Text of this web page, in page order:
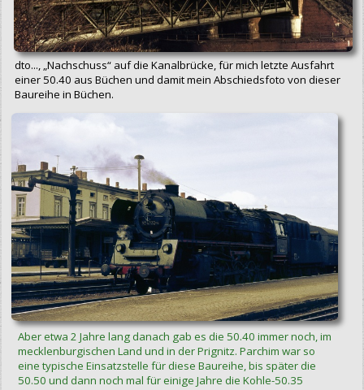
dto..., „Nachschuss“ auf die Kanalbrücke, für mich letzte Ausfahrt
einer 50.40 aus Büchen und damit mein Abschiedsfoto von dieser
Baureihe in Büchen.
Aber etwa 2 Jahre lang danach gab es die 50.40 immer noch, im
mecklenburgischen Land und in der Prignitz. Parchim war so
eine typische Einsatzstelle für diese Baureihe, bis später die
50.50 und dann noch mal für einige Jahre die Kohle-50.35